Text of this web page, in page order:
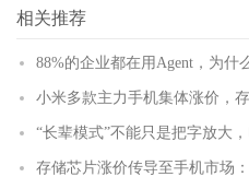
相关推荐
88%的企业都在用Agent，为什
小米多款主力手机集体涨价，
“长辈模式”不能只是把字放大
存储芯片涨价传导至手机市场